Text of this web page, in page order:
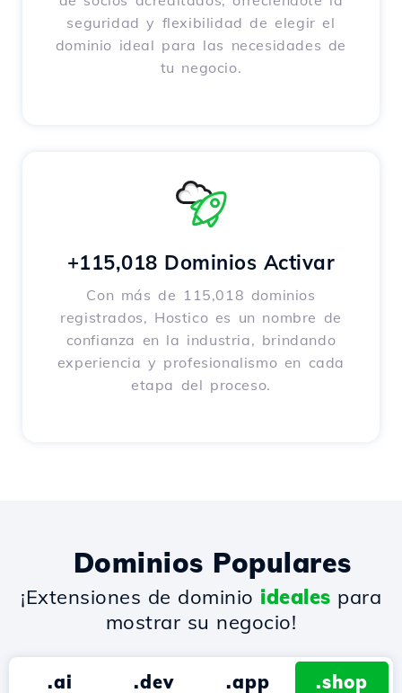
seguridad y flexibilidad de elegir el
dominio ideal para las necesidades de
tu negocio.
+115,018 Dominios Activar
Con más de 115,018 dominios
registrados, Hostico es un nombre de
confianza en la industria, brindando
experiencia y profesionalismo en cada
etapa del proceso.
Dominios Populares
¡Extensiones de dominio ideales para
mostrar su negocio!
.ai .dev .app .shop